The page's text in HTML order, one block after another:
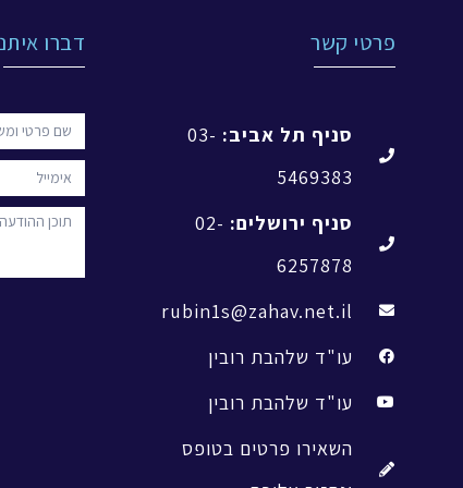
פרטי קשר
סניף תל אביב: 03-
5469383
סניף ירושלים: 02-
6257878
rubin1s@zahav.net.il
עו"ד שלהבת רובין
עו"ד שלהבת רובין
השאירו פרטים בטופס
דברו